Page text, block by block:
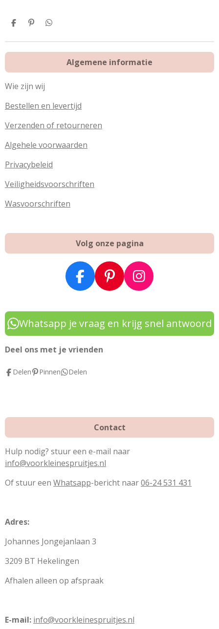
D
l
P
n
D
l
Algemene informatie
Wie zijn wij
Bestellen en levertijd
Verzenden of retourneren
Algehele voorwaarden
Privacybeleid
Veiligheidsvoorschriften
Wasvoorschriften
Volg onze pagina
F
a
c
e
b
o
k
P
i
n
t
e
I
n
s
t
a
Whatsapp je vraag en krijg snel antwoord
Deel ons met je vrienden
Delen Pinnen Delen
Contact
Hulp nodig? stuur een e-mail naar
info@voorkleinespruitjes.nl
Of stuur een Whatsapp-bericht naar06-24 531 431
Adres:
Johannes Jongejanlaan 3
3209 BT Hekelingen
Afhalen alleen op afspraak
E-mail: info@voorkleinespruitjes.nl